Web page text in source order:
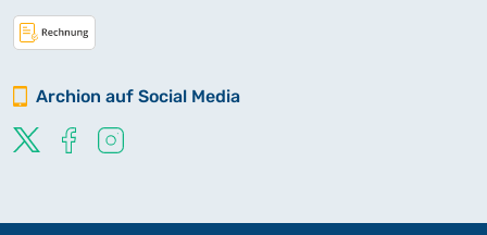
Archion auf Social Media